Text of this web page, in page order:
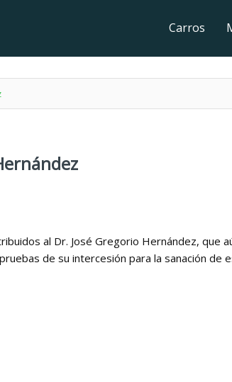
Carros
al Dr. José Gregorio Hernández, que
de su intercesión para la sanación de